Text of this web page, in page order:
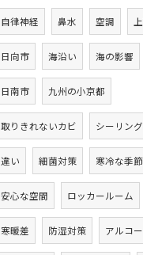
自律神経 鼻水 空調
日向市 海沿い 海の影響
日南市 九州の小京都
取りきれないカビ シーリン
違い 細菌対策 寒冷な季節
安心な空間 ロッカールーム
寒暖差 防湿対策 アルコ